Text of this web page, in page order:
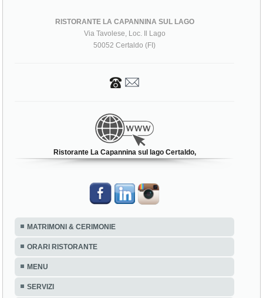
RISTORANTE LA CAPANNINA SUL LAGO
Via Tavolese, Loc. Il Lago
50052 Certaldo (FI)
Ristorante La Capannina sul lago Certaldo,
MATRIMONI & CERIMONIE
ORARI RISTORANTE
MENU
SERVIZI